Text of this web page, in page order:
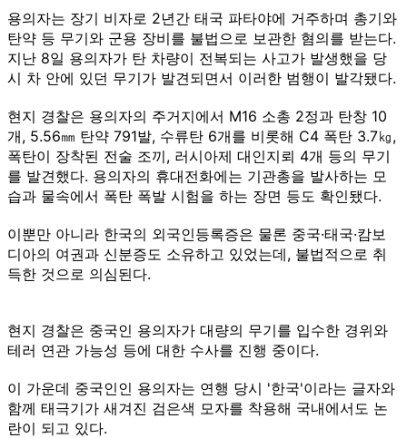
용의자는 장기 비자로 2년간 태국 파타야에 거주하며 총기와
탄약 등 무기와 군용 장비를 불법으로 보관한 혐의를 받는다.
지난 8일 용의자가 탄 차량이 전복되는 사고가 발생했을 당
시 차 안에 있던 무기가 발견되면서 이러한 범행이 발각됐다.
현지 경찰은 용의자의 주거지에서 M16 소총 2정과 탄창 10
개, 5.56㎜ 탄약 791발, 수류탄 6개를 비롯해 C4 폭탄 3.7㎏,
폭탄이 장착된 전술 조끼, 러시아제 대인지뢰 4개 등의 무기
를 발견했다. 용의자의 휴대전화에는 기관총을 발사하는 모
습과 물속에서 폭탄 폭발 시험을 하는 장면 등도 확인됐다.
이뿐만 아니라 한국의 외국인등록증은 물론 중국·태국·캄보
디아의 여권과 신분증도 소유하고 있었는데, 불법적으로 취
득한 것으로 의심된다.
현지 경찰은 중국인 용의자가 대량의 무기를 입수한 경위와
테러 연관 가능성 등에 대한 수사를 진행 중이다.
이 가운데 중국인인 용의자는 연행 당시 '한국'이라는 글자와
함께 태극기가 새겨진 검은색 모자를 착용해 국내에서도 논
란이 되고 있다.